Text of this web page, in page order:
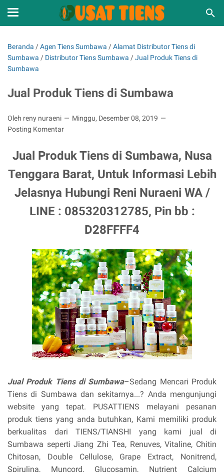
Beranda /Agen Tiens Sumbawa /Alamat Distributor Tiens di
Sumbawa / Distributor Tiens Sumbawa /Jual Produk Tiens di
Sumbawa
Jual Produk Tiens di Sumbawa
Oleh reny nuraeni
Minggu, Desember 08, 2019
Posting Komentar
Jual Produk Tiens di Sumbawa, Nusa
Tenggara Barat, Untuk Informasi Lebih
Jelasnya Hubungi Reni Nuraeni WA /
LINE : 085320312785, Pin bb :
D28FFFF4
Jual Produk Tiens di Sumbawa–Sedang Mencari Produk
Tiens di Sumbawa dan sekitarnya...? Anda mengunjungi
website yang tepat. PUSATTIENS melayani pesanan
produk tiens yang anda butuhkan, Kami memiliki produk
berkualitas dari TIENS/TIANSHI yang kami jual di
Sumbawa seperti Jiang Zhi Tea, Renuves, Vitaline, Chitin
Chitosan, Double Cellulose, Grape Extract, Nonitrend,
Spirulina, Muncord, Glucosamin, Nutrient Calcium